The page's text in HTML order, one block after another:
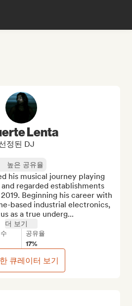
Lenta
정된 DJ
높은 공유율
his musical journey playing
regarded establishments
Beginning his career with
based industrial electronics,
as a true underg...
더 보기
공유율
17%
큐레이터 보기